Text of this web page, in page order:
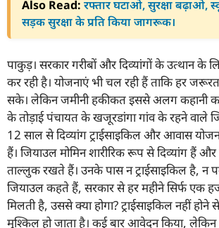
Also Read: रफ्तार घटाओ, सुरक्षा बढ़ाओ,
सड़क सुरक्षा के प्रति किया जागरूक।
पाकुड़। सरकार गरीबों और दिव्यांगों के उत्थान के
कर रही है। योजनाएं भी चल रही हैं ताकि हर
सके। लेकिन जमीनी हकीकत इससे अलग कहानी
के तोड़ाई पंचायत के खजूरडांगा गांव के रहने वाले
12 साल से दिव्यांग ट्राईसाइकिल और आवास
हैं। जियाउल मोमिन शारीरिक रूप से दिव्यांग हैं और
ताल्लुक रखते हैं। उनके पास न ट्राईसाइकिल है, न
जियाउल कहते हैं, सरकार से हर महीने सिर्फ एक
मिलती है, उससे क्या होगा? ट्राईसाइकिल नहीं
मुश्किल हो जाता है। कई बार आवेदन किया,